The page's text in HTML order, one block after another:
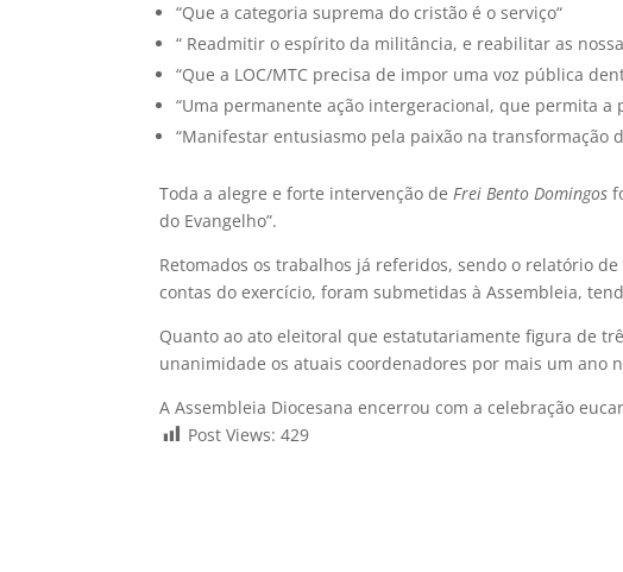
“Que a categoria suprema do cristão é o serviço“
“ Readmitir o espírito da militância, e reabilitar as
“Que a LOC/MTC precisa de impor uma voz pública
“Uma permanente ação intergeracional, que permita a
“Manifestar entusiasmo pela paixão na transformação
Toda a alegre e forte intervenção deFrei Bento Domingos
do Evangelho”.
Retomados os trabalhos já referidos, sendo o relatório
contas do exercício, foram submetidas à Assembleia,
Quanto ao ato eleitoral que estatutariamente figura de
unanimidade os atuais coordenadores por mais um ano
A Assembleia Diocesana encerrou com a celebração
Post Views: 429